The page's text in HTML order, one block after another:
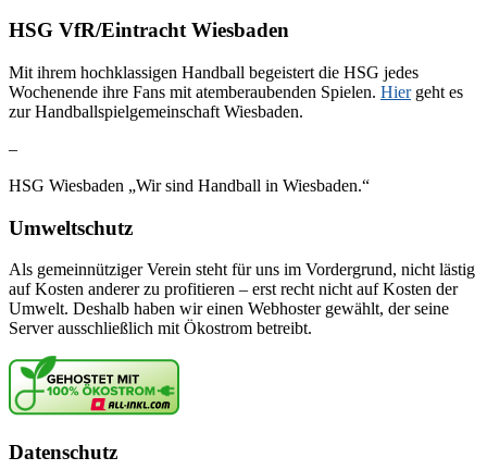
HSG VfR/Eintracht Wiesbaden
Mit ihrem hochklassigen Handball begeistert die HSG jedes
Wochenende ihre Fans mit atemberaubenden Spielen. Hiergeht es
zur Handballspielgemeinschaft Wiesbaden.
–
HSG Wiesbaden „Wir sind Handball in Wiesbaden.“
Umweltschutz
Als gemeinnütziger Verein steht für uns im Vordergrund, nicht lästig
auf Kosten anderer zu profitieren – erst recht nicht auf Kosten der
Umwelt. Deshalb haben wir einen Webhoster gewählt, der seine
Server ausschließlich mit Ökostrom betreibt.
Datenschutz